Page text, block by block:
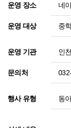
운영 장소 네
운영 대상 중
운영 기관 인
문의처
행사 유형 동